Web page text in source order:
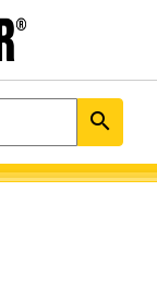
search